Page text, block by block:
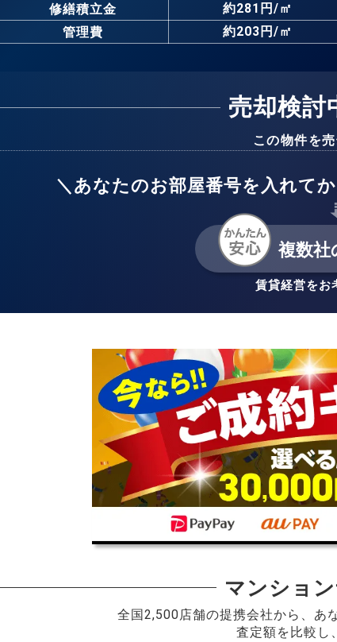
修繕積立金
約281円/㎡
管理費 約203円/㎡
売却検討
この物件を
＼あなたのお部屋番号を入れて
複数社
賃貸経営をお
マンショ
全国2,500店舗の提携会社から、 あ
査定額を比較し